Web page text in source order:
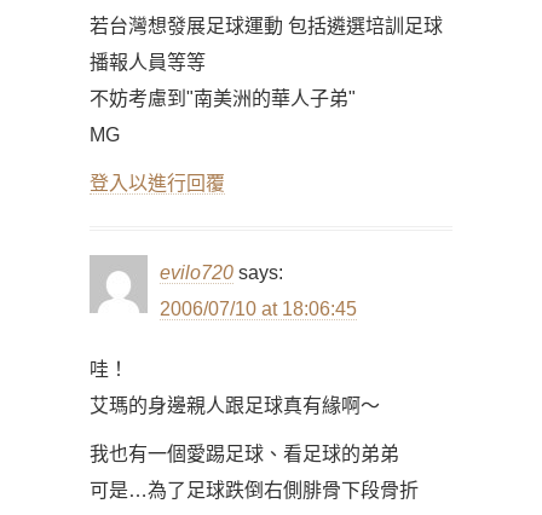
若台灣想發展足球運動 包括遴選培訓足球
播報人員等等
不妨考慮到"南美洲的華人子弟"
MG
登入以進行回覆
evilo720 says:
2006/07/10 at 18:06:45
哇！
艾瑪的身邊親人跟足球真有緣啊～
我也有一個愛踢足球、看足球的弟弟
可是…為了足球跌倒右側腓骨下段骨折